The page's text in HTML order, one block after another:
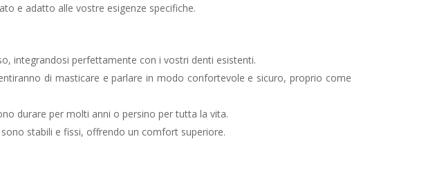
e adatto alle vostre esigenze specifiche.
integrandosi perfettamente con i vostri denti esistenti.
di masticare e parlare in modo confortevole e sicuro, proprio come
durare per molti anni o persino per tutta la vita.
stabili e fissi, offrendo un comfort superiore.